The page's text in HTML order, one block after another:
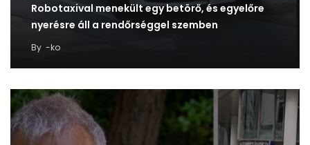
Robotaxival menekült egy betörő, és egyelőre
nyerésre áll a rendőrséggel szemben
By -ko